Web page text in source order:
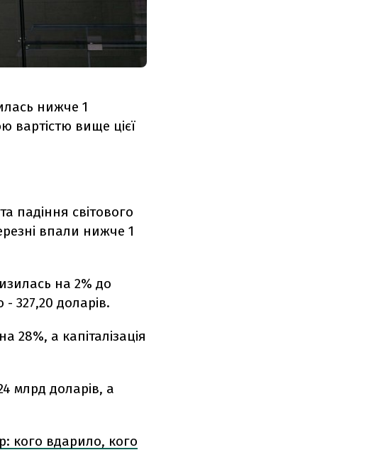
нижче 1
вартістю вище цієї
падіння світового
впали нижче 1
на 2% до
- 327,20 доларів.
28%, а капіталізація
млрд доларів, а
кого вдарило, кого